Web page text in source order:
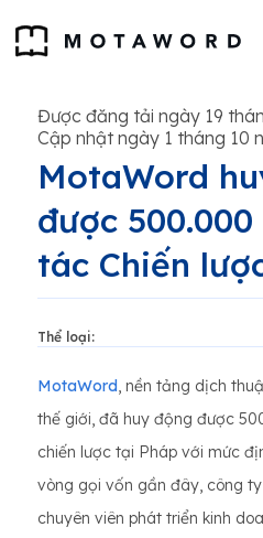
Được đăng tải ngày 19
Cập nhật ngày 1 tháng 10
MotaWord
được
tác Chiến
Thể loại:
MotaWord, nền tảng dịch
thế giới, đã huy động được
chiến lược tại Pháp với mức
vòng gọi vốn gần đây, công
chuyên viên phát triển kinh